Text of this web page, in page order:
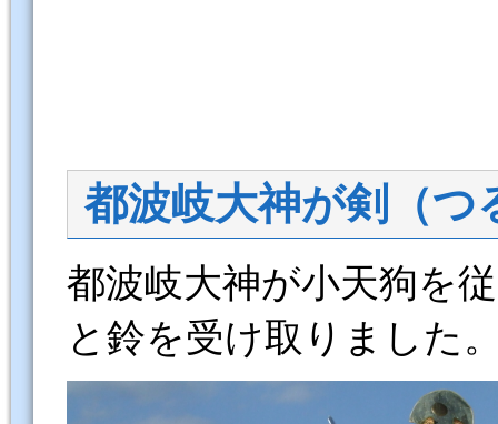
都波岐大神が剣（つ
都波岐大神が小天狗を
と鈴を受け取りました